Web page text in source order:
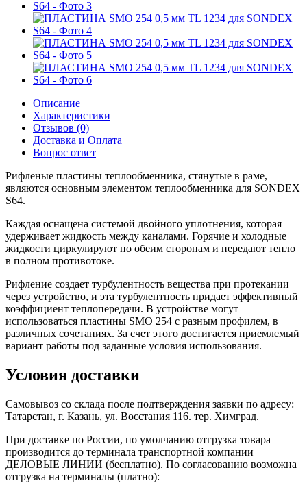
Описание
Характеристики
Отзывов (0)
Доставка и Оплата
Вопрос ответ
Рифленые пластины теплообменника, стянутые в раме,
являются основным элементом теплообменника для SONDEX
S64.
Каждая оснащена системой двойного уплотнения, которая
удерживает жидкость между каналами. Горячие и холодные
жидкости циркулируют по обеим сторонам и передают тепло
в полном противотоке.
Рифление создает турбулентность вещества при протекании
через устройство, и эта турбулентность придает эффективный
коэффициент теплопередачи. В устройстве могут
использоваться пластины SMO 254 с разным профилем, в
различных сочетаниях. За счет этого достигается приемлемый
вариант работы под заданные условия использования.
Условия доставки
Самовывоз со склада после подтверждения заявки по адресу:
Татарстан, г. Казань, ул. Восстания 116. тер. Химград.
При доставке по России, по умолчанию отгрузка товара
производится до терминала транспортной компании
ДЕЛОВЫЕ ЛИНИИ (бесплатно). По согласованию возможна
отгрузка на терминалы (платно):